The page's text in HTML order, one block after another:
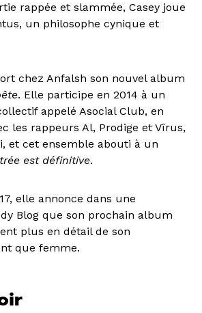
rappée et slammée, Casey joue
un philosophe cynique et
chez Anfalsh son nouvel album
. Elle participe en 2014 à un
appelé Asocial Club, en
les rappeurs Al, Prodige et Vîrus,
et cet ensemble abouti à un
est définitive.
elle annonce dans une
Blog que son prochain album
plus en détail de son
que femme.